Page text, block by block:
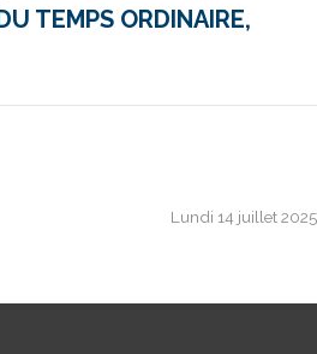
TEMPS ORDINAIRE,
Lundi 14 juillet